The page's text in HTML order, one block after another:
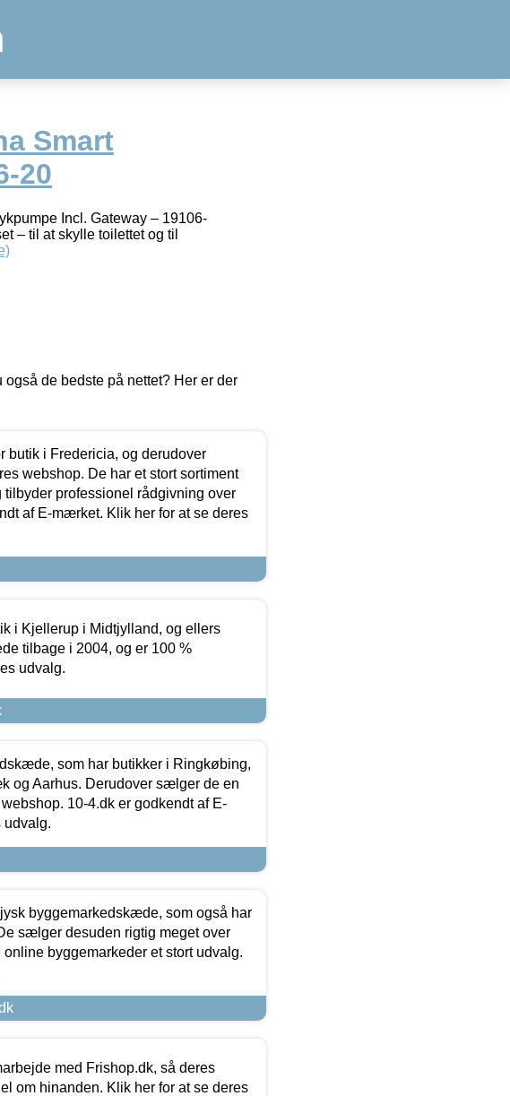
Smart
20
Incl. Gateway – 19106-
– til at skylle toilettet og til
de bedste på nettet? Her er der
butik i Fredericia, og derudover
webshop. De har et stort sortiment
tilbyder professionel rådgivning over
af E-mærket. Klik her for at se deres
i Kjellerup i Midtjylland, og ellers
tilbage i 2004, og er 100 %
udvalg.
som har butikker i Ringkøbing,
og Aarhus. Derudover sælger de en
10-4.dk er godkendt af E-
udvalg.
byggemarkedskæde, som også har
sælger desuden rigtig meget over
byggemarkeder et stort udvalg.
med Frishop.dk, så deres
om hinanden. Klik her for at se deres